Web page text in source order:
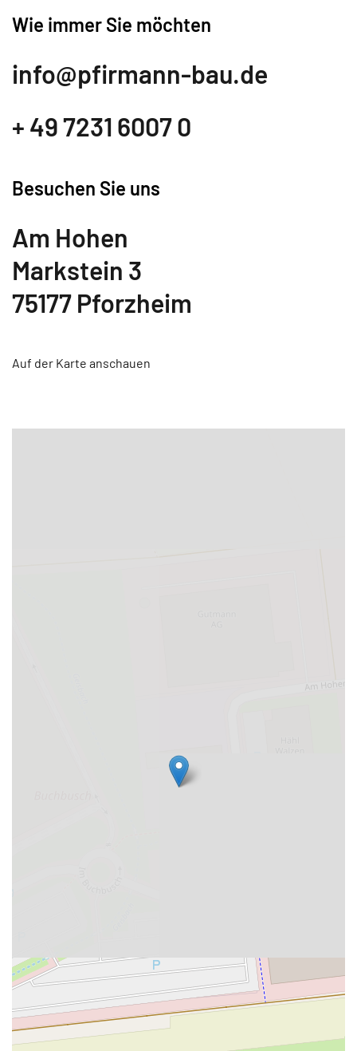
Wie immer Sie möchten
info@­pfirmann-bau.de
+ 49 7231 6007 0
Besuchen Sie uns
Am Hohen
Markstein 3
75177 Pforzheim
Auf der Karte anschauen